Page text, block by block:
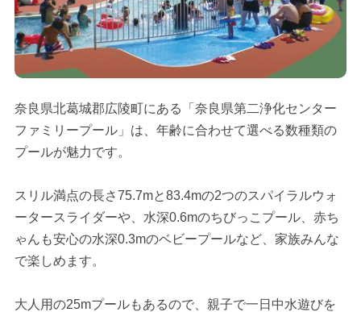
奈良県北葛城郡広陵町にある「奈良県第二浄化センター
ファミリープール」は、年齢に合わせて選べる数種類の
プールが魅力です。
スリル満点の長さ75.7mと83.4mの2つのスパイラルウォ
ータースライダーや、水深0.6mのちびっこプール、赤ち
ゃんも安心の水深0.3mのベビープールなど、家族みんな
で楽しめます。
大人用の25mプールもあるので、親子で一日中水遊びを